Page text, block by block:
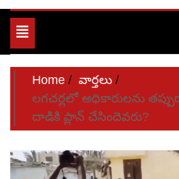
Toggle
navigation
Home
వార్తలు
లగచర్లలో అధికారులను
దాడికి ప్లాన్‌ చేసిందెవరు?